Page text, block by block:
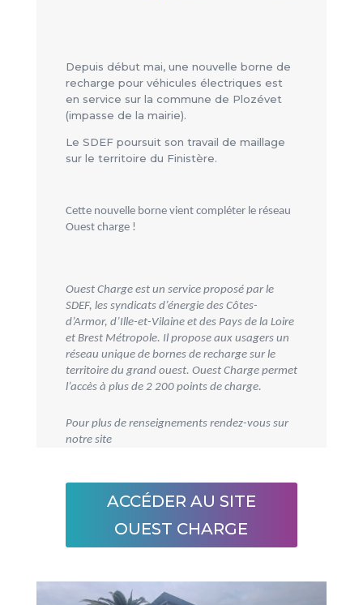
Depuis début mai, une nouvelle borne de
recharge pour véhicules électriques est
en service sur la commune de Plozévet
(impasse de la mairie).
Le SDEF poursuit son travail de maillage
sur le territoire du Finistère.
Cette nouvelle borne vient compléter le réseau
Ouest charge !
Ouest Charge est un service proposé par le
SDEF, les syndicats d’énergie des Côtes-
d’Armor, d’Ille-et-Vilaine et des Pays de la Loire
et Brest Métropole. Il propose aux usagers un
réseau unique de bornes de recharge sur le
territoire du grand ouest. Ouest Charge permet
l’accès à plus de 2 200 points de charge.
Pour plus de renseignements rendez-vous sur
notre site
ACCÉDER AU SITE
OUEST CHARGE